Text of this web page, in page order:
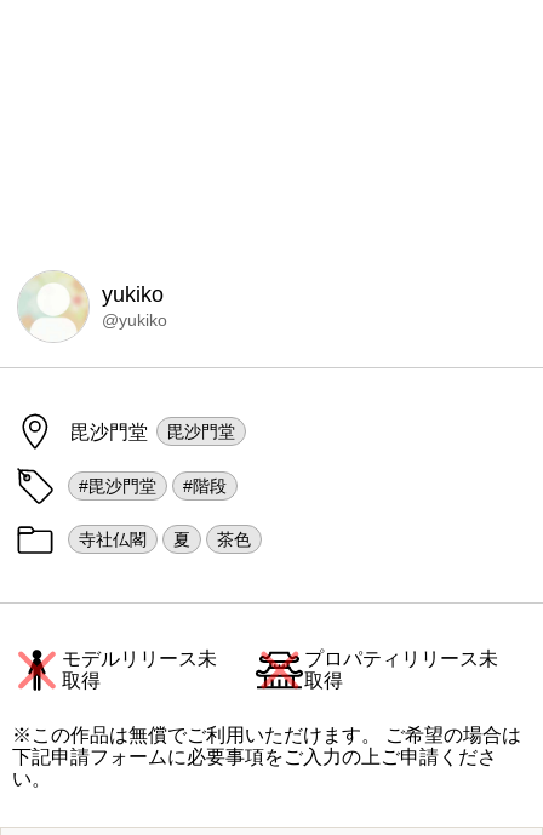
yukiko
@yukiko
毘沙門堂 毘沙門堂
#毘沙門堂 #階段
寺社仏閣 夏 茶色
モデルリリース未
取得
プロパティリリース未
取得
※この作品は無償でご利用いただけます。 ご希望の場合は
下記申請フォームに必要事項をご入力の上ご申請くださ
い。